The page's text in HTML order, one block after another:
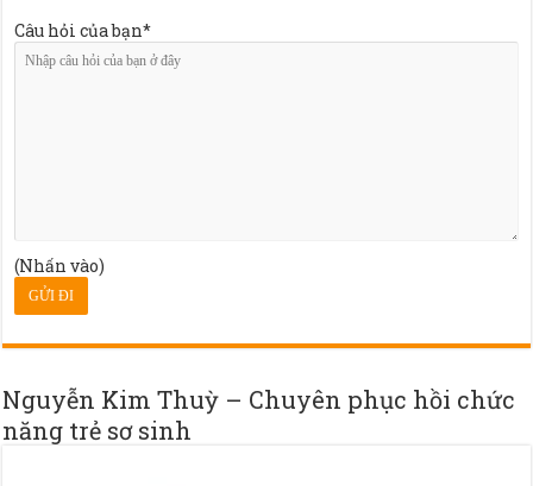
Câu hỏi của bạn*
(Nhấn vào)
Nguyễn Kim Thuỳ – Chuyên phục hồi chức
năng trẻ sơ sinh